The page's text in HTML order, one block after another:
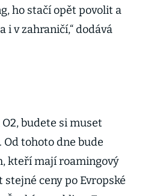
ho stačí opět povolit a
i v zahraničí,“ dodává
budete si muset
Od tohoto dne bude
kteří mají roamingový
ceny po Evropské